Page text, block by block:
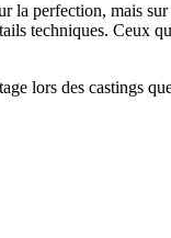
la perfection, mais
techniques. Ceux
lors des castings